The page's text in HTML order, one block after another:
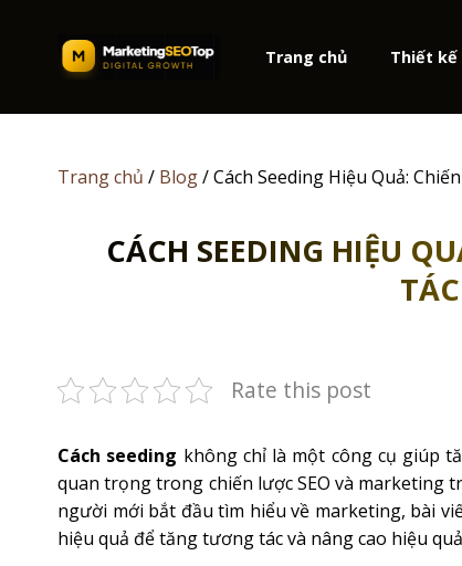
content
Trang chủ Thiết kế
Trang chủ / Blog/Cách Seeding Hiệu Quả:
CÁCH SEEDING HIỆU
Rate this post
Cách seeding không chỉ là một công cụ giúp
quan trọng trong chiến lược SEO và marketing
người mới bắt đầu tìm hiểu về marketing, bài
hiệu quả để tăng tương tác và nâng cao hiệu